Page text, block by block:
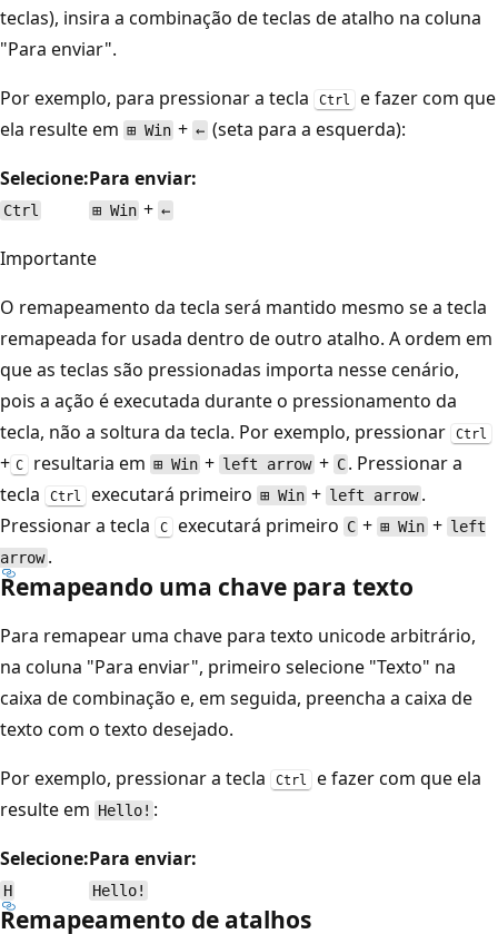
teclas), insira a combinação de teclas de atalho na coluna
"Para enviar".
Por exemplo, para pressionar a tecla
Ctrl
e fazer com que
ela resulte em ⊞ Win +←(seta para a esquerda):
Selecione:Para enviar:
Ctrl ⊞ Win +←
Importante
O remapeamento da tecla será mantido mesmo se a tecla
remapeada for usada dentro de outro atalho. A ordem em
que as teclas são pressionadas importa nesse cenário,
pois a ação é executada durante o pressionamento da
tecla, não a soltura da tecla. Por exemplo, pressionar
Ctrl
+ C resultaria em ⊞ Win + left arrow + C . Pressionar a
tecla
Ctrl executará primeiro ⊞ Win + left arrow .
Pressionar a tecla
C executará primeiro C +⊞ Win+ left
arrow .
Remapeando uma chave para texto
Para remapear uma chave para texto unicode arbitrário,
na coluna "Para enviar", primeiro selecione "Texto" na
caixa de combinação e, em seguida, preencha a caixa de
texto com o texto desejado.
Por exemplo, pressionar a tecla
Ctrl
e fazer com que ela
resulte em Hello! :
Selecione:Para enviar:
H Hello!
Remapeamento de atalhos